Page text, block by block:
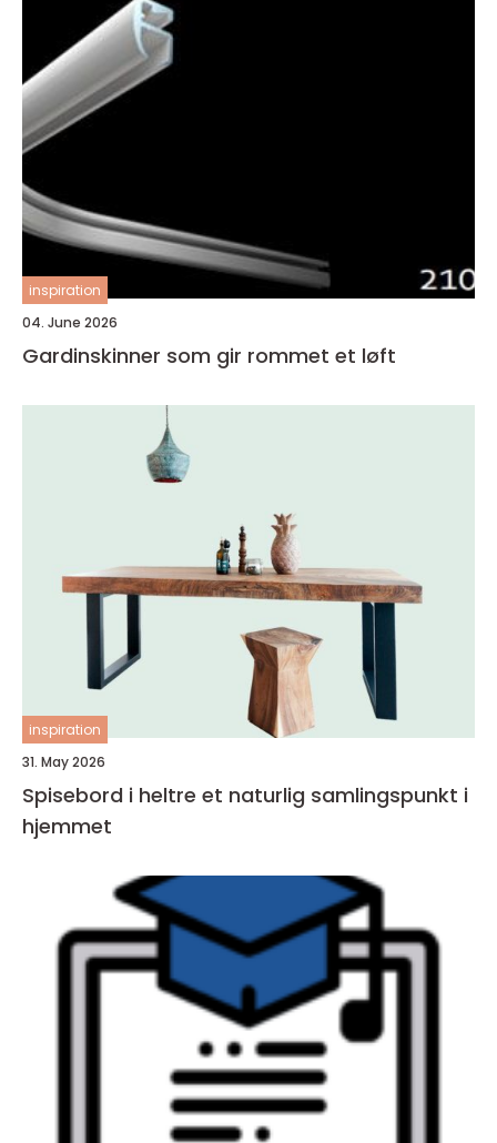
inspiration
04. June 2026
Gardinskinner som gir rommet et løft
inspiration
31. May 2026
Spisebord i heltre et naturlig samlingspunkt i
hjemmet